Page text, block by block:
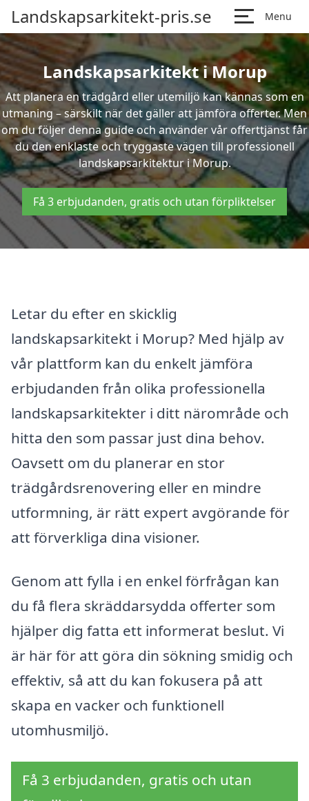
Landskapsarkitekt-pris.se Menu
Landskapsarkitekt i Morup
Att planera en trädgård eller utemiljö kan kännas som en
utmaning – särskilt när det gäller att jämföra offerter. Men
om du följer denna guide och använder vår offerttjänst får
du den enklaste och tryggaste vägen till professionell
landskapsarkitektur i Morup.
Få 3 erbjudanden, gratis och utan förpliktelser
Letar du efter en skicklig
landskapsarkitekt i Morup? Med hjälp av
vår plattform kan du enkelt jämföra
erbjudanden från olika professionella
landskapsarkitekter i ditt närområde och
hitta den som passar just dina behov.
Oavsett om du planerar en stor
trädgårdsrenovering eller en mindre
utformning, är rätt expert avgörande för
att förverkliga dina visioner.
Genom att fylla i en enkel förfrågan kan
du få flera skräddarsydda offerter som
hjälper dig fatta ett informerat beslut. Vi
är här för att göra din sökning smidig och
effektiv, så att du kan fokusera på att
skapa en vacker och funktionell
utomhusmiljö.
Få 3 erbjudanden, gratis och utan